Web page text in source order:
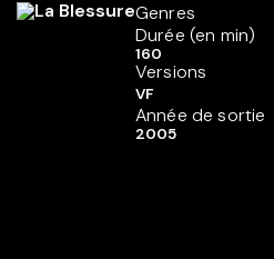
Genres
Durée (en min)
160
Versions
VF
Année de sortie
2005